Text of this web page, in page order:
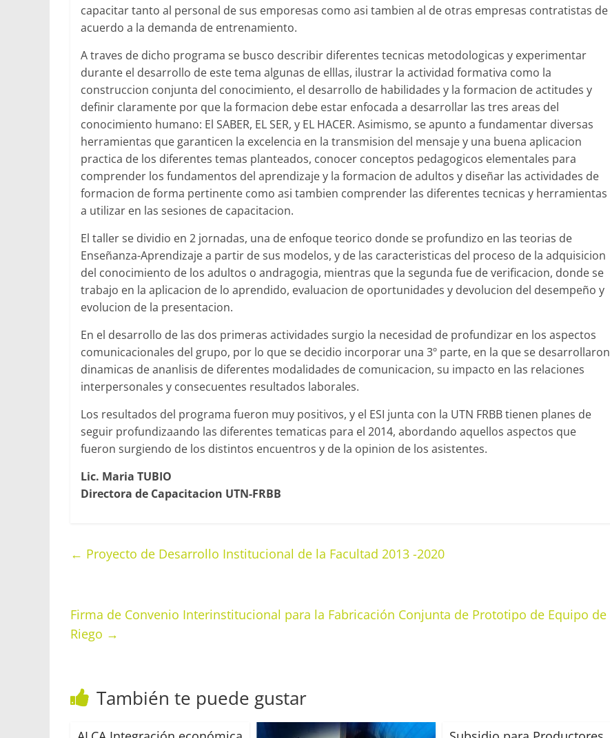
capacitar tanto al personal de sus emporesas como asi tambien al de otras empresas contratistas de
acuerdo a la demanda de entrenamiento.
A traves de dicho programa se busco describir diferentes tecnicas metodologicas y experimentar
durante el desarrollo de este tema algunas de elllas, ilustrar la actividad formativa como la
construccion conjunta del conocimiento, el desarrollo de habilidades y la formacion de actitudes y
definir claramente por que la formacion debe estar enfocada a desarrollar las tres areas del
conocimiento humano: El SABER, EL SER, y EL HACER. Asimismo, se apunto a fundamentar diversas
herramientas que garanticen la excelencia en la transmision del mensaje y una buena aplicacion
practica de los diferentes temas planteados, conocer conceptos pedagogicos elementales para
comprender los fundamentos del aprendizaje y la formacion de adultos y diseñar las actividades de
formacion de forma pertinente como asi tambien comprender las diferentes tecnicas y herramientas
a utilizar en las sesiones de capacitacion.
El taller se dividio en 2 jornadas, una de enfoque teorico donde se profundizo en las teorias de
Enseñanza-Aprendizaje a partir de sus modelos, y de las caracteristicas del proceso de la adquisicion
del conocimiento de los adultos o andragogia, mientras que la segunda fue de verificacion, donde se
trabajo en la aplicacion de lo aprendido, evaluacion de oportunidades y devolucion del desempeño y
evolucion de la presentacion.
En el desarrollo de las dos primeras actividades surgio la necesidad de profundizar en los aspectos
comunicacionales del grupo, por lo que se decidio incorporar una 3º parte, en la que se desarrollaron
dinamicas de ananlisis de diferentes modalidades de comunicacion, su impacto en las relaciones
interpersonales y consecuentes resultados laborales.
Los resultados del programa fueron muy positivos, y el ESI junta con la UTN FRBB tienen planes de
seguir profundizaando las diferentes tematicas para el 2014, abordando aquellos aspectos que
fueron surgiendo de los distintos encuentros y de la opinion de los asistentes.
Lic. Maria TUBIO
Directora de Capacitacion UTN-FRBB
← Proyecto de Desarrollo Institucional de la Facultad 2013 -2020
Firma de Convenio Interinstitucional para la Fabricación Conjunta de Prototipo de Equipo de
Riego →
También te puede gustar